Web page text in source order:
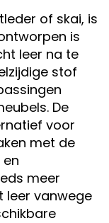
of skai, is
is
leer na te
stof
De
voor
met de
meer
leer vanwege